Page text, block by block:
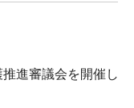
進審議会を開催し